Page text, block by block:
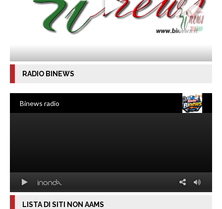
RADIO BINEWS
LISTA DI SITI NON AAMS